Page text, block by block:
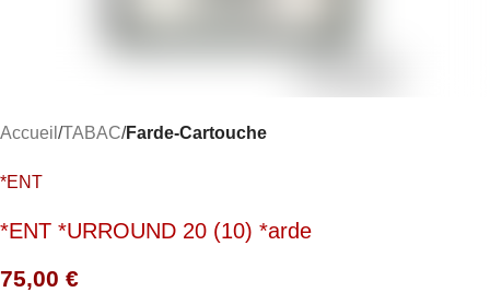
Accueil TABAC Farde-Cartouche
*ENT
*ENT *URROUND 20 (10) *arde
75,00 €